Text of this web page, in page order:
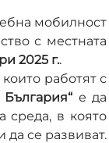
мобилност
с местната
2025 г..
които работят с
е да
среда, в която
да се развиват.